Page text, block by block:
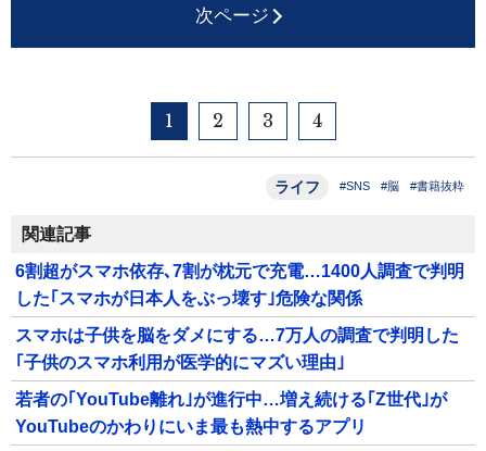
次ページ
1 2 3 4
ライフ #SNS #脳 #書籍抜粋
関連記事
6割超がスマホ依存､7割が枕元で充電…1400人調査で判明
した｢スマホが日本人をぶっ壊す｣危険な関係
スマホは子供を脳をダメにする…7万人の調査で判明した
｢子供のスマホ利用が医学的にマズい理由｣
若者の｢YouTube離れ｣が進行中…増え続ける｢Z世代｣が
YouTubeのかわりにいま最も熱中するアプリ